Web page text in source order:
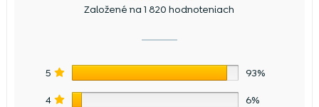
Založené na 1 820 hodnoteniach
5 93%
4 6%